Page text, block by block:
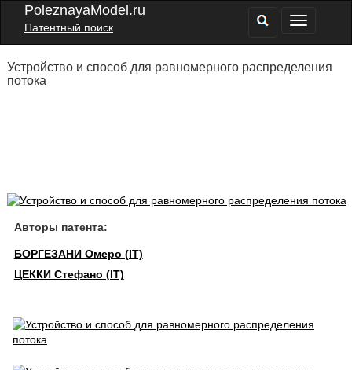
PoleznayaModel.ru
Патентный поиск
Устройство и способ для равномерного распределения
потока
Авторы патента:
БОРГЕЗАНИ Омеро (IT)
ЦЕККИ Стефано (IT)